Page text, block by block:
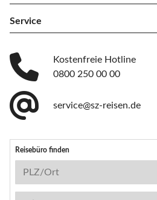
Service
Kostenfreie Hotline
0800 250 00 00
service@sz-reisen.de
Reisebüro finden
Reisebüro-Suche
PLZ/Ort